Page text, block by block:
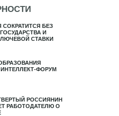
БЕЗ
И
СТАВКИ
ФОРУМ
РОССИЯНИН
РАБОТОДАТЕЛЮ О